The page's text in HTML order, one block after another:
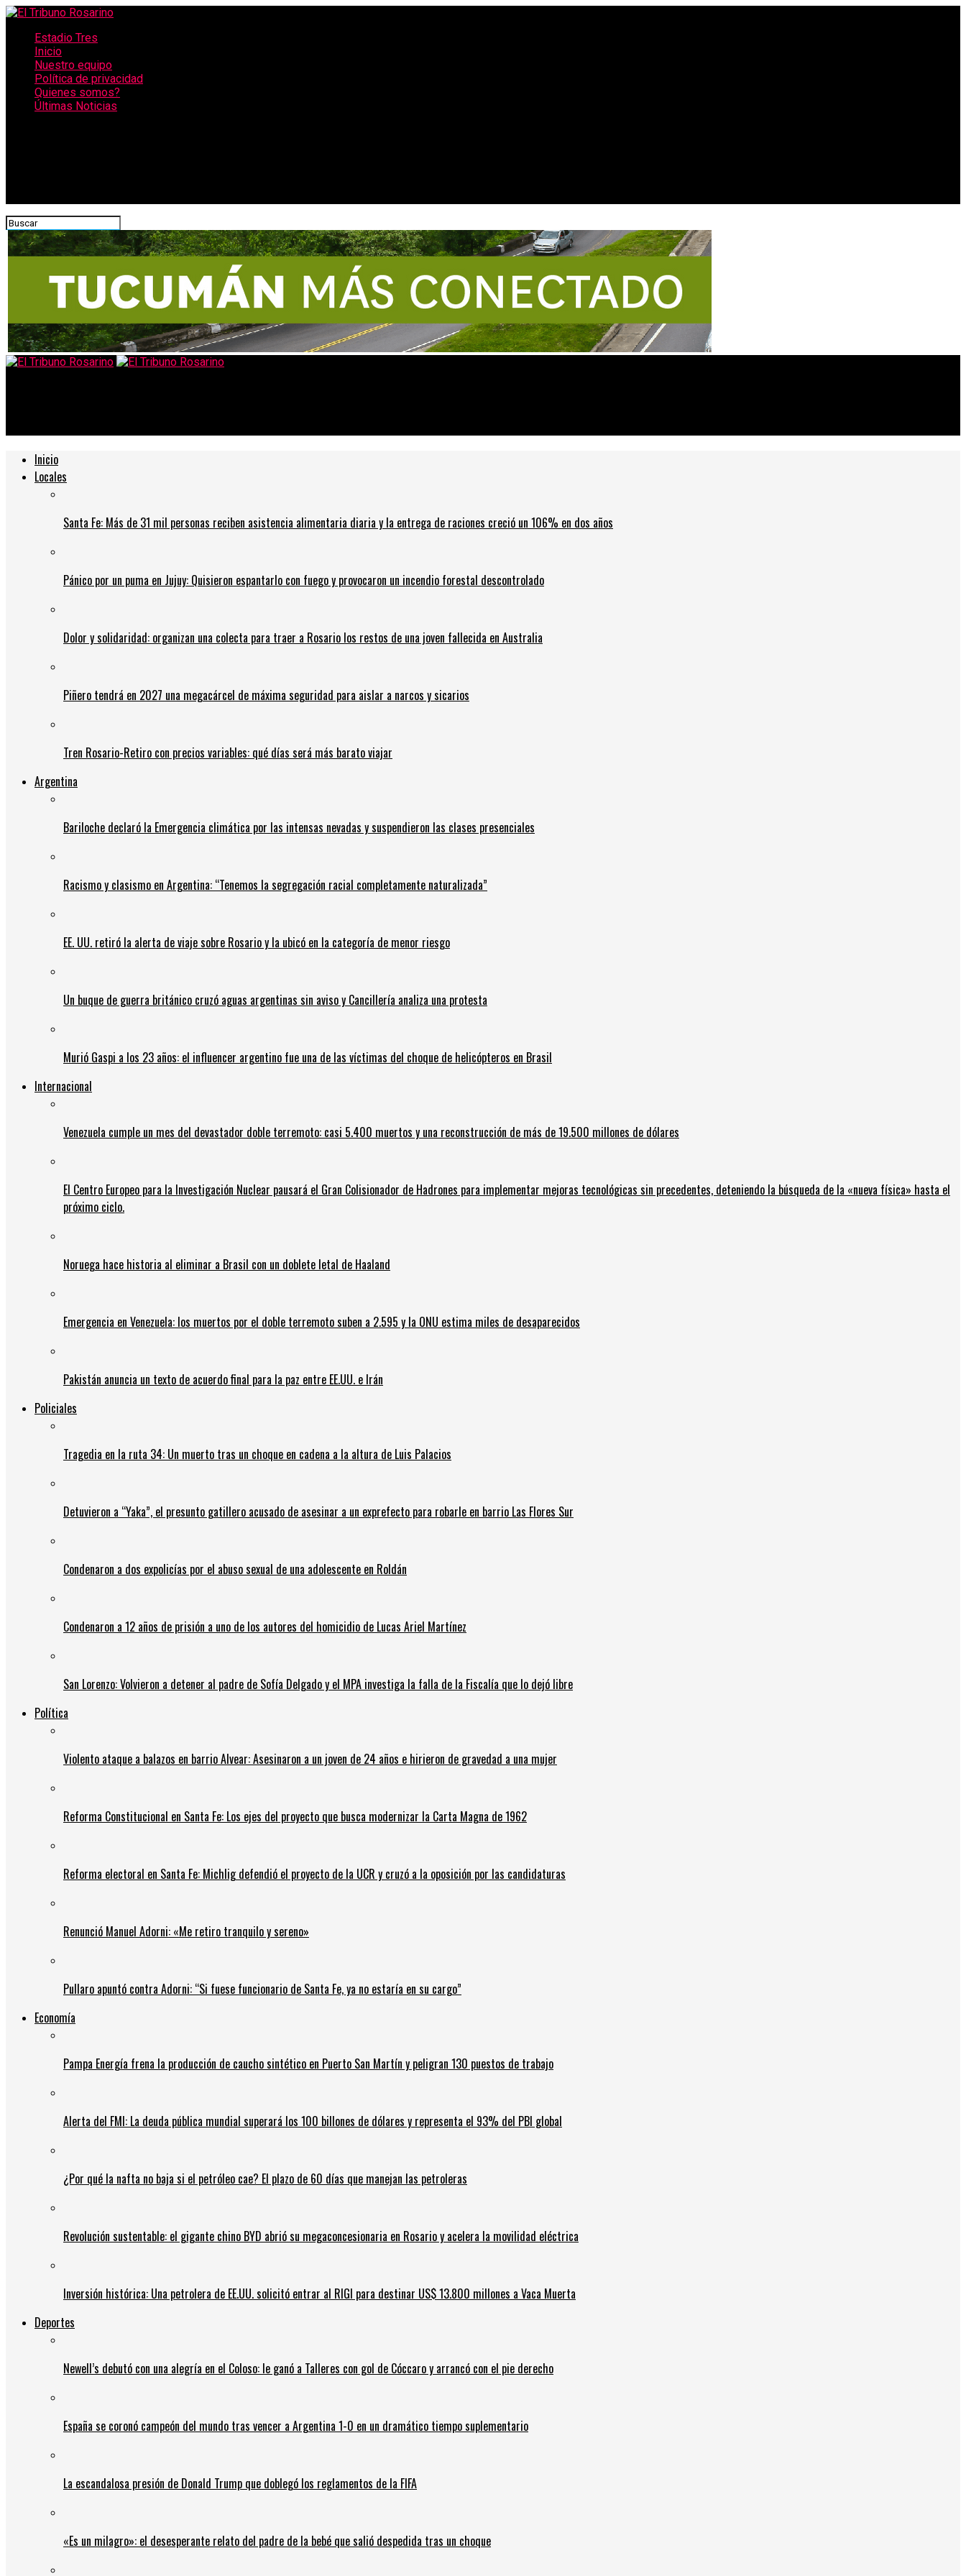
Estadio Tres
Inicio
Nuestro equipo
Política de privacidad
Quienes somos?
Últimas Noticias
Inicio
Locales
Santa Fe: Más de 31 mil personas reciben asistencia alimentaria diaria y la entrega de raciones creció un 106% en dos años
Pánico por un puma en Jujuy: Quisieron espantarlo con fuego y provocaron un incendio forestal descontrolado
Dolor y solidaridad: organizan una colecta para traer a Rosario los restos de una joven fallecida en Australia
Piñero tendrá en 2027 una megacárcel de máxima seguridad para aislar a narcos y sicarios
Tren Rosario-Retiro con precios variables: qué días será más barato viajar
Argentina
Bariloche declaró la Emergencia climática por las intensas nevadas y suspendieron las clases presenciales
Racismo y clasismo en Argentina: “Tenemos la segregación racial completamente naturalizada”
EE. UU. retiró la alerta de viaje sobre Rosario y la ubicó en la categoría de menor riesgo
Un buque de guerra británico cruzó aguas argentinas sin aviso y Cancillería analiza una protesta
Murió Gaspi a los 23 años: el influencer argentino fue una de las víctimas del choque de helicópteros en Brasil
Internacional
Venezuela cumple un mes del devastador doble terremoto: casi 5.400 muertos y una reconstrucción de más de 19.500 millones de dólares
El Centro Europeo para la Investigación Nuclear pausará el Gran Colisionador de Hadrones para implementar mejoras tecnológicas sin precedentes, deteniendo la búsqueda de la «nueva física» hasta el
próximo ciclo.
Noruega hace historia al eliminar a Brasil con un doblete letal de Haaland
Emergencia en Venezuela: los muertos por el doble terremoto suben a 2.595 y la ONU estima miles de desaparecidos
Pakistán anuncia un texto de acuerdo final para la paz entre EE.UU. e Irán
Policiales
Tragedia en la ruta 34: Un muerto tras un choque en cadena a la altura de Luis Palacios
Detuvieron a “Yaka”, el presunto gatillero acusado de asesinar a un exprefecto para robarle en barrio Las Flores Sur
Condenaron a dos expolicías por el abuso sexual de una adolescente en Roldán
Condenaron a 12 años de prisión a uno de los autores del homicidio de Lucas Ariel Martínez
San Lorenzo: Volvieron a detener al padre de Sofía Delgado y el MPA investiga la falla de la Fiscalía que lo dejó libre
Política
Violento ataque a balazos en barrio Alvear: Asesinaron a un joven de 24 años e hirieron de gravedad a una mujer
Reforma Constitucional en Santa Fe: Los ejes del proyecto que busca modernizar la Carta Magna de 1962
Reforma electoral en Santa Fe: Michlig defendió el proyecto de la UCR y cruzó a la oposición por las candidaturas
Renunció Manuel Adorni: «Me retiro tranquilo y sereno»
Pullaro apuntó contra Adorni: “Si fuese funcionario de Santa Fe, ya no estaría en su cargo”
Economía
Pampa Energía frena la producción de caucho sintético en Puerto San Martín y peligran 130 puestos de trabajo
Alerta del FMI: La deuda pública mundial superará los 100 billones de dólares y representa el 93% del PBI global
¿Por qué la nafta no baja si el petróleo cae? El plazo de 60 días que manejan las petroleras
Revolución sustentable: el gigante chino BYD abrió su megaconcesionaria en Rosario y acelera la movilidad eléctrica
Inversión histórica: Una petrolera de EE.UU. solicitó entrar al RIGI para destinar US$ 13.800 millones a Vaca Muerta
Deportes
Newell’s debutó con una alegría en el Coloso: le ganó a Talleres con gol de Cóccaro y arrancó con el pie derecho
España se coronó campeón del mundo tras vencer a Argentina 1-0 en un dramático tiempo suplementario
La escandalosa presión de Donald Trump que doblegó los reglamentos de la FIFA
«Es un milagro»: el desesperante relato del padre de la bebé que salió despedida tras un choque